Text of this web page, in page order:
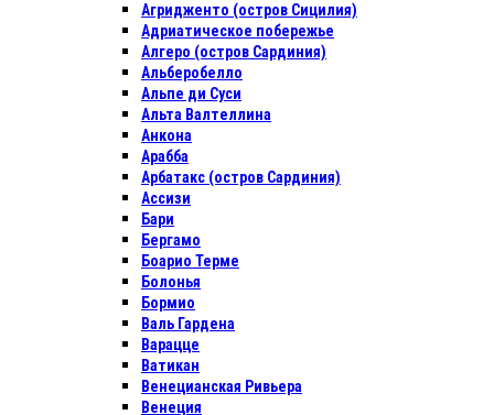
Агридженто (остров Сицилия)
Адриатическое побережье
Алгеро (остров Сардиния)
Альберобелло
Альпе ди Суси
Альта Валтеллина
Анкона
Арабба
Арбатакс (остров Сардиния)
Ассизи
Бари
Бергамо
Боарио Терме
Болонья
Бормио
Валь Гардена
Варацце
Ватикан
Венецианская Ривьера
Венеция